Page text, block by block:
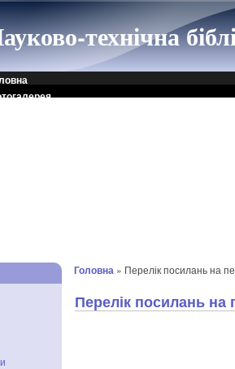
технічна
Головна » Перелік посилань на
Перелік посилань на